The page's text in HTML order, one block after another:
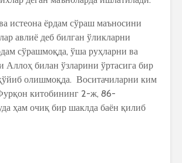
истеона ёрдам сўраш маъносини
авлиё деб билган ўликларни
сўрашмоқда, ўша руҳларни ва
Аллоҳ билан ўзларини ўртасига бир
олишмоқда. Воситачиларни ким
китобининг 2-ж, 86-
ҳам очиқ бир шаклда баён қилиб